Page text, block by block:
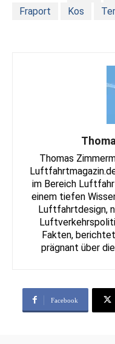
Fraport
Kos
Thomas
im Bereich
einem tiefen
Luftfahrtdesign,
Fakten,
prägnant über
Facebook